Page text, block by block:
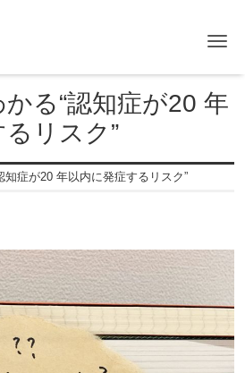
る“認知症が20 年
リスク”
知症が20 年以内に発症するリスク”